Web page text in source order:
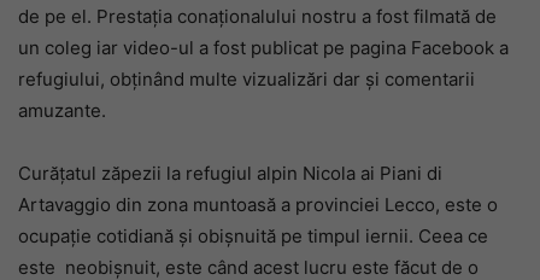
de pe el. Prestația conaționalului nostru a fost filmată de
un coleg iar video-ul a fost publicat pe pagina Facebook a
refugiului, obținând multe vizualizări dar și comentarii
amuzante.
Curățatul zăpezii la refugiul alpin Nicola ai Piani di
Artavaggio din zona muntoasă a provinciei Lecco, este o
ocupație cotidiană și obișnuită pe timpul iernii. Ceea ce
este neobișnuit, este când acest lucru este făcut de o